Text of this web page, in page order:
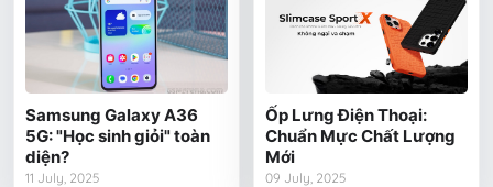
Samsung Galaxy A36
5G: "Học sinh giỏi" toàn
diện?
11 July, 2025
Ốp Lưng Điện Thoại:
Chuẩn Mực Chất Lượng
Mới
09 July, 2025